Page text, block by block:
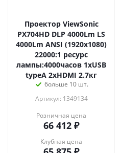
Проектор ViewSonic
PX704HD DLP 4000Lm LS
4000Lm ANSI (1920x1080)
22000:1 ресурс
лампы:4000часов 1xUSB
typeA 2xHDMI 2.7кг
больше 10 шт.
Артикул: 1349134
Розничная цена
66 412 ₽
Клубная цена